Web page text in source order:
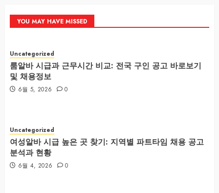
YOU MAY HAVE MISSED
Uncategorized
룸알바 시급과 근무시간 비교: 전국 구인 공고 바로보기
및 채용정보
6월 5, 2026 0
Uncategorized
여성알바 시급 높은 곳 찾기: 지역별 파트타임 채용 공고
분석과 현황
6월 4, 2026 0